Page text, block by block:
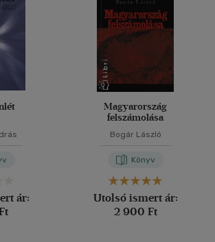
ár:
Magyarország
felszámolása
Bogár László
Könyv
Utolsó ismert ár:
2 900 Ft